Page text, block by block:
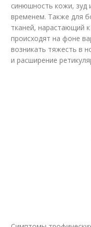
синюшность кожи, зуд
временем. Также для
тканей, нарастающий
происходят на фоне
возникать тяжесть в
и расширение